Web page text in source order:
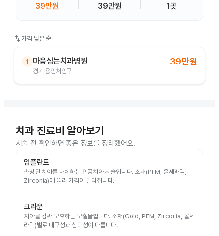
39만원 39만원 1곳
swap_vert 가격 낮은 순
1 마음심는치과병원
경기 용인처인구
39만원
치과 진료비 알아보기
시술 전 확인하면 좋은 정보를 정리했어요.
임플란트
손상된 치아를 대체하는 인공치아 시술입니다. 소재(PFM, 올세라믹,
Zirconia)에 따라 가격이 달라집니다.
크라운
치아를 감싸 보호하는 보철물입니다. 소재(Gold, PFM, Zirconia, 올세
라믹)별로 내구성과 심미성이 다릅니다.